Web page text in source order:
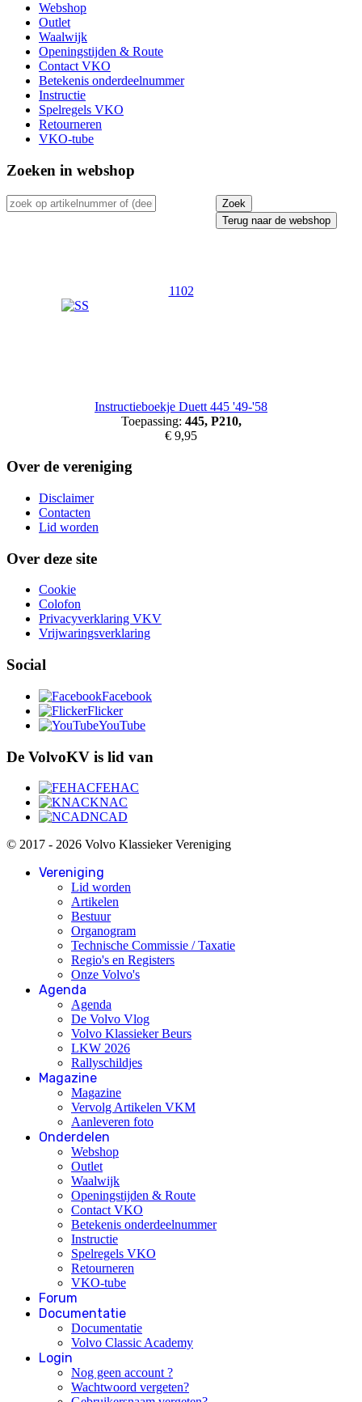
Webshop
Outlet
Waalwijk
Openingstijden & Route
Contact VKO
Betekenis onderdeelnummer
Instructie
Spelregels VKO
Retourneren
VKO-tube
Zoeken in webshop
Terug naar de webshop
1102
Instructieboekje Duett 445 '49-'58
Toepassing: 445, P210,
€ 9,95
Over de vereniging
Disclaimer
Contacten
Lid worden
Over deze site
Cookie
Colofon
Privacyverklaring VKV
Vrijwaringsverklaring
Social
Facebook
Flicker
YouTube
De VolvoKV is lid van
FEHAC
KNAC
NCAD
© 2017 - 2026 Volvo Klassieker Vereniging
Vereniging
Lid worden
Artikelen
Bestuur
Organogram
Technische Commissie / Taxatie
Regio's en Registers
Onze Volvo's
Agenda
Agenda
De Volvo Vlog
Volvo Klassieker Beurs
LKW 2026
Rallyschildjes
Magazine
Magazine
Vervolg Artikelen VKM
Aanleveren foto
Onderdelen
Webshop
Outlet
Waalwijk
Openingstijden & Route
Contact VKO
Betekenis onderdeelnummer
Instructie
Spelregels VKO
Retourneren
VKO-tube
Forum
Documentatie
Documentatie
Volvo Classic Academy
Login
Nog geen account ?
Wachtwoord vergeten?